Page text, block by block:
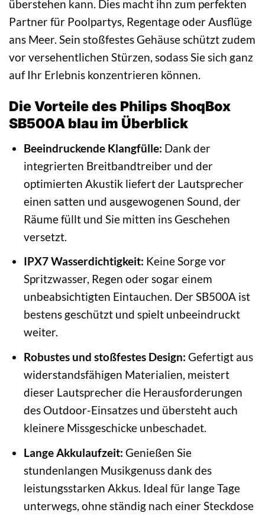
überstehen kann. Dies macht ihn zum perfekten
Partner für Poolpartys, Regentage oder Ausflüge
ans Meer. Sein stoßfestes Gehäuse schützt zudem
vor versehentlichen Stürzen, sodass Sie sich ganz
auf Ihr Erlebnis konzentrieren können.
Die Vorteile des Philips ShoqBox
SB500A blau im Überblick
Beeindruckende Klangfülle: Dank der
integrierten Breitbandtreiber und der
optimierten Akustik liefert der Lautsprecher
einen satten und ausgewogenen Sound, der
Räume füllt und Sie mitten ins Geschehen
versetzt.
IPX7 Wasserdichtigkeit: Keine Sorge vor
Spritzwasser, Regen oder sogar einem
unbeabsichtigten Eintauchen. Der SB500A ist
bestens geschützt und spielt unbeeindruckt
weiter.
Robustes und stoßfestes Design: Gefertigt aus
widerstandsfähigen Materialien, meistert
dieser Lautsprecher die Herausforderungen
des Outdoor-Einsatzes und übersteht auch
kleinere Missgeschicke unbeschadet.
Lange Akkulaufzeit: Genießen Sie
stundenlangen Musikgenuss dank des
leistungsstarken Akkus. Ideal für lange Tage
unterwegs, ohne ständig nach einer Steckdose